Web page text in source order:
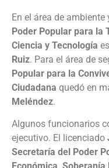
En el área de ambiente
Poder Popular para la
Ciencia y Tecnología
Ruiz. Para el área de
Popular para la
Ciudadana quedó en
Meléndez.
Algunos funcionarios
ejecutivo. El licenciado
Secretaría del Poder